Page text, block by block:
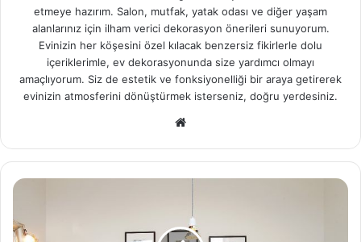
etmeye hazırım. Salon, mutfak, yatak odası ve diğer yaşam
alanlarınız için ilham verici dekorasyon önerileri sunuyorum.
Evinizin her köşesini özel kılacak benzersiz fikirlerle dolu
içeriklerimle, ev dekorasyonunda size yardımcı olmayı
amaçlıyorum. Siz de estetik ve fonksiyonelliği bir araya getirerek
evinizin atmosferini dönüştürmek isterseniz, doğru yerdesiniz.
sit
esi